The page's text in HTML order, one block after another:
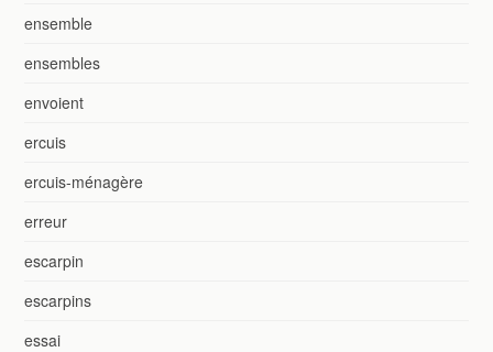
ensemble
ensembles
envoient
ercuis
ercuis-ménagère
erreur
escarpin
escarpins
essai